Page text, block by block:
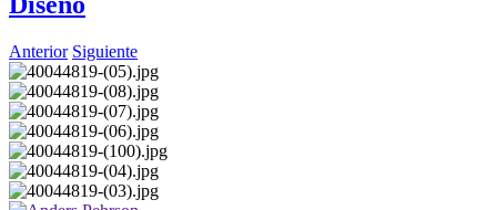
Anterior Siguiente